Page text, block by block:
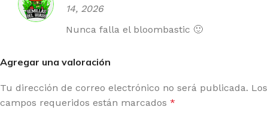
14, 2026
Nunca falla el bloombastic 🙂
Agregar una valoración
Tu dirección de correo electrónico no será publicada. Los
campos requeridos están marcados *